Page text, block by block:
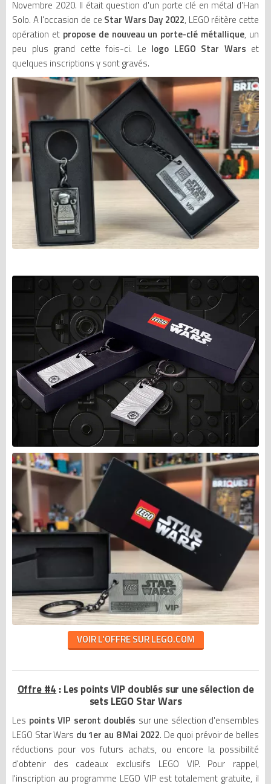
Novembre 2020. Il était question d'un porte clé en métal d'Han
Solo. A l'occasion de ce Star Wars Day 2022, LEGO réitère cette
opération et propose de nouveau un porte-clé métallique, un
peu plus grand cette fois-ci. Le logo LEGO Star Wars et
quelques inscriptions y sont gravés.
VOIR L'OFFRE SUR LEGO.COM
Offre #4 : Les points VIP doublés sur une sélection de
sets LEGO Star Wars
Les points VIP seront doublés sur une sélection d'ensembles
LEGO Star Wars du 1er au 8 Mai 2022. De quoi prévoir de belles
réductions pour vos futurs achats, ou encore la possibilité
d'obtenir des cadeaux exclusifs LEGO VIP. Pour rappel,
l'inscription au programme LEGO VIP est totalement gratuite, il